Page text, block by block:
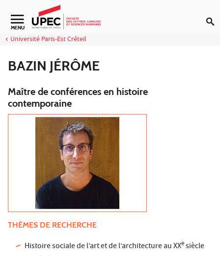
Aller au contenu
Navigation secondaire
MENU
Université Paris-Est Créteil
BAZIN JÉRÔME
Maître de conférences en histoire
contemporaine
THÈMES DE RECHERCHE
Histoire sociale de l’art et de l’architecture au XXesiècle